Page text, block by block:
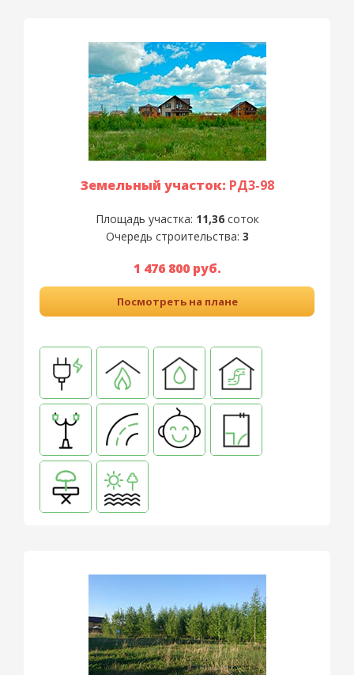
Земельный участок: РД3-98
Площадь участка: 11,36соток
Очередь строительства: 3
1 476 800 руб.
Посмотреть на плане